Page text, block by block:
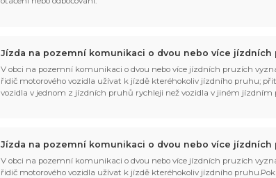
Jízda na pozemní komunikaci o dvou nebo více
V obci na pozemní komunikaci o dvou nebo více jízdních pruzích
řidič motorového vozidla užívat k jízdě kteréhokoliv jízdního pruhu;
vozidla v jednom z jízdních pruhů rychleji než vozidla v jiném jízdním
Jízda na pozemní komunikaci o dvou nebo více
V obci na pozemní komunikaci o dvou nebo více jízdních pruzích
řidič motorového vozidla užívat k jízdě kteréhokoliv jízdního